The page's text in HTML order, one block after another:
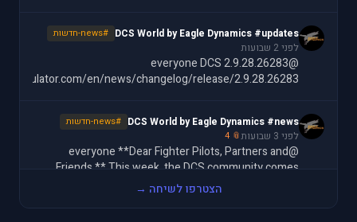
DCS World by Eagle Dynamics #updates #news-חדשות
לפני 2 שבועות
@everyone DCS 2.9.28.26283
en/news/changelog/release/2.9.28.26283/
DCS World by Eagle Dynamics #news #news-חדשות
לפני 3 שבועות 📎 4
@everyone **Dear Fighter Pilots, Partners and
Friends,** This week, the DCS community comes
together in support of one of our own. Operation
DCS World by Eagle Dynamics #news #news-חדשות
הצטרפו לשיחה →